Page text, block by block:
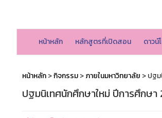
หน้าหลัก หลักสูตรที่เปิดสอน ดาวน์
หน้าหลัก>กิจกรรม>ภายในมหาวิทยาลัย > ปฐ
ปฐมนิเทศนักศึกษาใหม่ ปีการศึกษา